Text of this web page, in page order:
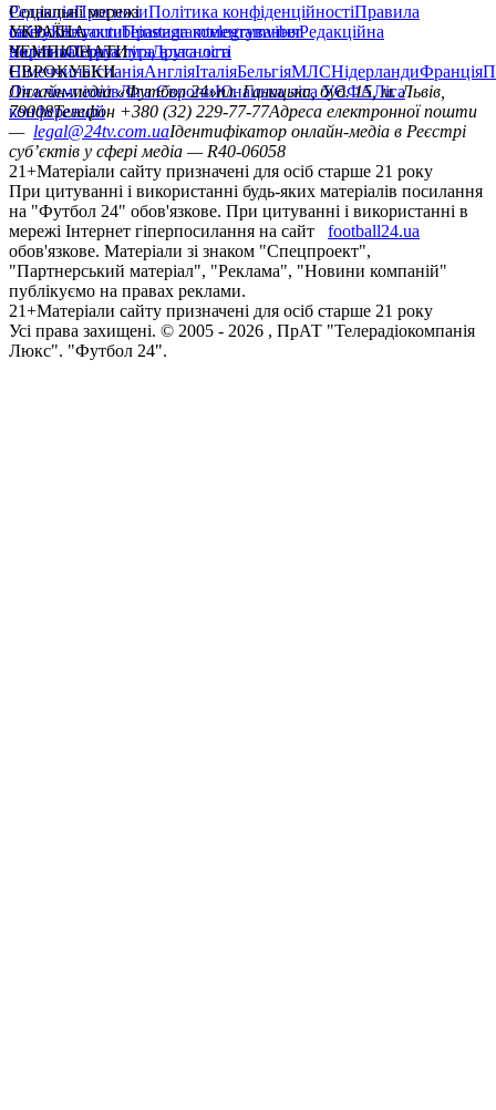
РедакціяПрогнозиПолітика конфіденційностіПравила
сайтуКонтактиПравила коментуванняРедакційна
політикаСтруктура власності
Соціальні мережі
facebookxyoutubeinstagramtelegramviber
УКРАЇНА
УкраїнаПерша лігаДруга ліга
ЧЕМПІОНАТИ
НімеччинаІспаніяАнгліяІталіяБельгіяМЛСНідерландиФранція
ЄВРОКУБКИ
Ліга чемпіонівЛіга ЄвропиЮнацька ліга УЄФАЛіга
конференцій
Онлайн-медіа «Футбол 24»пл. Галицька, буд. 15, м. Львів,
79008Телефон +380 (32) 229-77-77Адреса електронної пошти
— legal@24tv.com.uaІдентифікатор онлайн-медіа в Реєстрі
суб’єктів у сфері медіа — R40-06058
21+Матеріали сайту призначені для осіб старше 21 року
При цитуванні і використанні будь-яких матеріалів посилання
на "Футбол 24" обов'язкове. При цитуванні і використанні в
мережі Інтернет гіперпосилання на сайт
football24.ua
обов'язкове. Матеріали зі знаком "Спецпроект",
"Партнерський матеріал", "Реклама", "Новини компаній"
публікуємо на правах реклами.
21+Матеріали сайту призначені для осіб старше 21 року
Усi права захищенi. © 2005 - 2026 , ПрАТ "Телерадіокомпанія
Люкс". "Футбол 24".